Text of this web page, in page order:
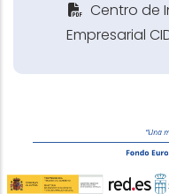
Centro de
Empresarial